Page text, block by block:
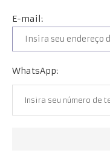
E-mail:
WhatsApp: